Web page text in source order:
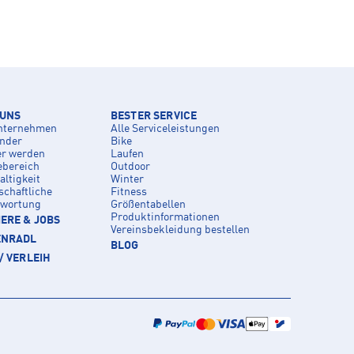
werden
& JOBS
VERLEIH
BESTER SERVICE
Alle Serviceleistungen
Bike
Laufen
Outdoor
Winter
Fitness
Größentabellen
Produktinformationen
Vereinsbekleidung bestellen
BLOG